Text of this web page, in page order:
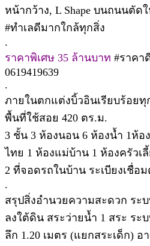
หน้ากว้าง, L Shape บนถนนตัด
#ทำเลดีมากใกล้ทุกสิ่ง
.
ราคาพิเศษ 35 ล้านบาท #ราคา
0619419639
.
ภายในตกแต่งบิ้วอินเรียบร้อย
พื้นที่ใช้สอย 420 ตร.ม.
3 ชั้น 3 ห้องนอน 6 ห้องน้ำ 1ห้อ
ไทย 1 ห้องแม่บ้าน 1 ห้องครัวเ
2 ที่จอดรถในบ้าน ระเบียงเชื่อ
.
สรุปสิ่งอำนวยความสะดวก ระ
ลงใต้ดิน สระว่ายน้ำ 1 สระ ระ
ลึก 1.20 เมตร (แยกสระเด็ก) อ